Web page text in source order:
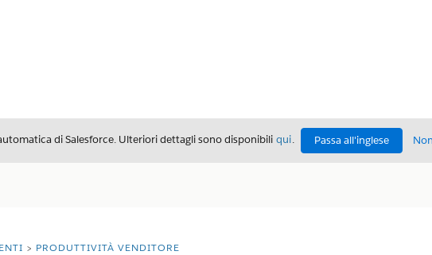
di Salesforce. Ulteriori dettagli sono disponibili qui. Passa all'inglese
PRODUTTIVITÀ VENDITORE